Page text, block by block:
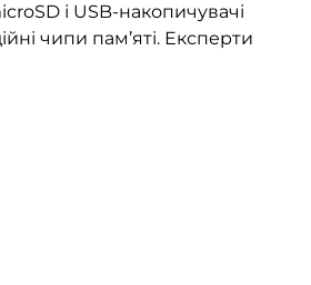
і USB-накопичувачі
чипи пам’яті. Експерти